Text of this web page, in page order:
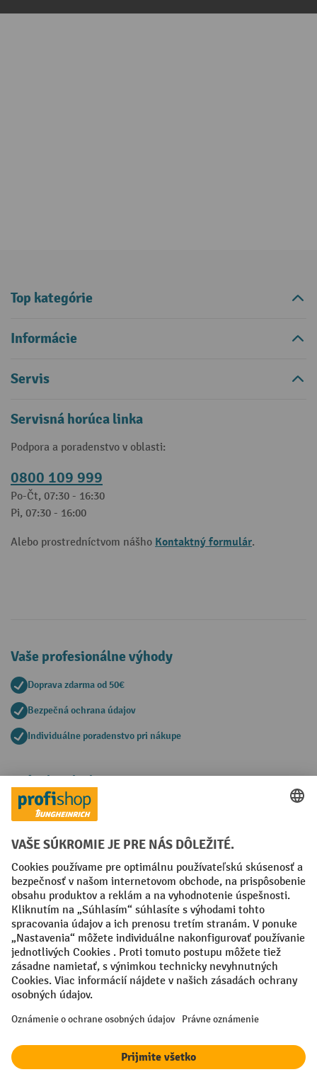
Top kategórie
Informácie
Servis
Servisná horúca linka
Podpora a poradenstvo v oblasti:
0800 109 999
Po-Čt, 07:30 - 16:30
Pi, 07:30 - 16:00
Alebo prostredníctvom nášho Kontaktný formulár.
Vaše profesionálne výhody
Doprava zdarma od 50€
Bezpečná ochrana údajov
Individuálne poradenstvo pri nákupe
Spôsoby platby
Creditcard (Master)Creditcard (Visa)
Faktúra Predplatba
Sociálne siete
Facebook
YouTube
LinkedIn
Nastavenia ochrany osobných údajov
All prices excl. VAT plusshipping costsand possible delivery charges,
¹ Zľava platí do vypredania zásob. Zľava sa nevzťahuje na špeciálne